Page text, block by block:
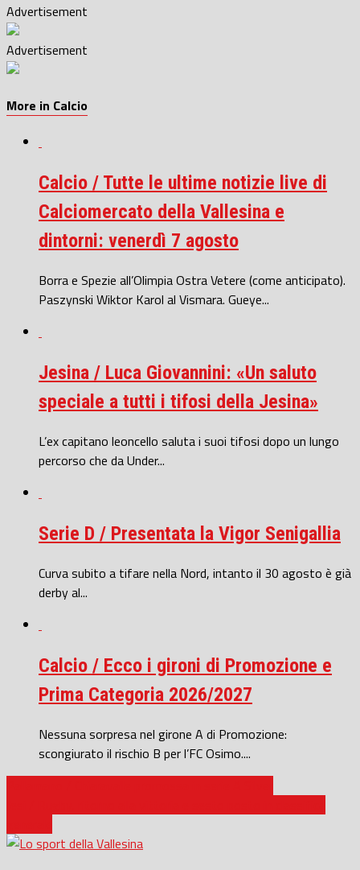
Advertisement
Advertisement
More in Calcio
Calcio / Tutte le ultime notizie live di
Calciomercato della Vallesina e
dintorni: venerdì 7 agosto
Borra e Spezie all’Olimpia Ostra Vetere (come anticipato).
Paszynski Wiktor Karol al Vismara. Gueye...
Jesina / Luca Giovannini: «Un saluto
speciale a tutti i tifosi della Jesina»
L’ex capitano leoncello saluta i suoi tifosi dopo un lungo
percorso che da Under...
Serie D / Presentata la Vigor Senigallia
Curva subito a tifare nella Nord, intanto il 30 agosto è già
derby al...
Calcio / Ecco i gironi di Promozione e
Prima Categoria 2026/2027
Nessuna sorpresa nel girone A di Promozione:
scongiurato il rischio B per l’FC Osimo....